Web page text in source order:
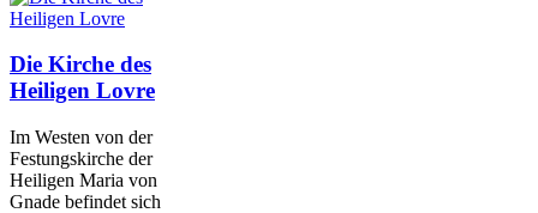
Die Kirche des
Heiligen Lovre
Im Westen von der
Festungskirche der
Heiligen Maria von
Gnade befindet sich